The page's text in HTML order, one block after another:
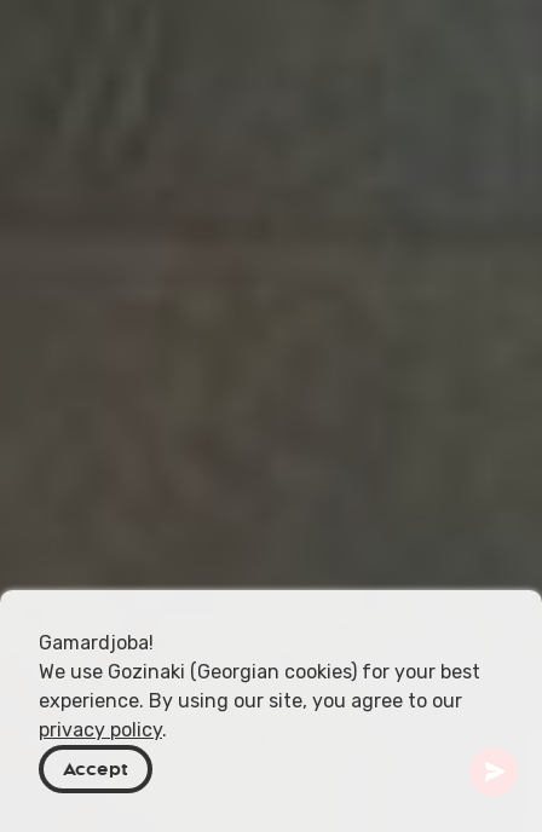
Gamardjoba!
We use Gozinaki (Georgian cookies) for your best
experience. By using our site, you agree to our
privacy policy.
Accept